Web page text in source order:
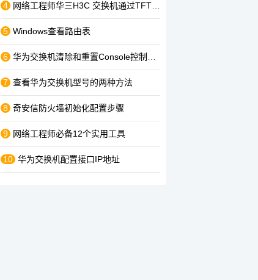
4 网络工程师华三H3C 交换机通过TFTP上传文件
5 Windows查看路由表
6 华为交换机清除和重置Console控制台登录密码的方法
7 查看华为交换机型号的两种方法
8 奇安信防火墙初始化配置步骤
9 网络工程师必备12个实用工具
10 华为交换机配置接口IP地址